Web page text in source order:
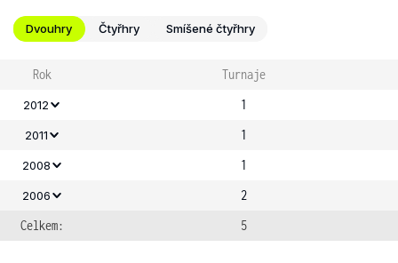
Dvouhry Čtyřhry Smíšené čtyřhry
Rok Turnaje
2012 1
2011 1
2008 1
2006
2
Celkem:
5